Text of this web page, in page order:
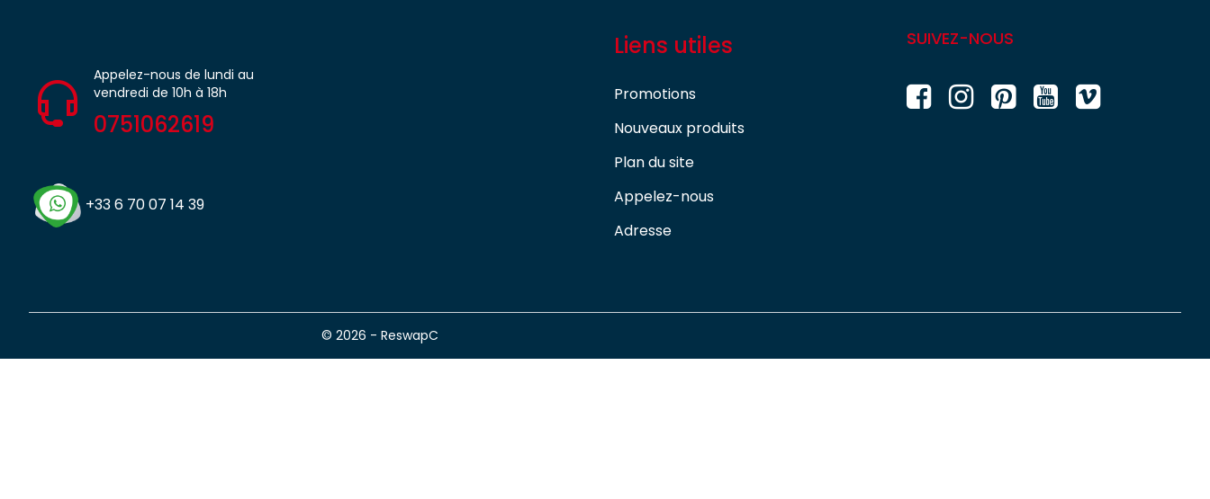
Appelez-nous de lundi au
vendredi de 10h à 18h
0751062619
+33 6 70 07 14 39
Liens utiles
Promotions
Nouveaux produits
Plan du site
Appelez-nous
Adresse
SUIVEZ-NOUS
© 2026 - ReswapC